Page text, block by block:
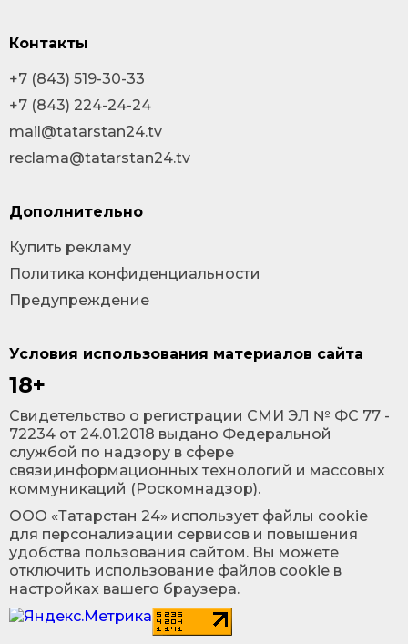
Условия использования материалов сайта
18+
Cвидетельство о регистрации СМИ ЭЛ № ФС 77 -
72234 от 24.01.2018 выдано Федеральной
службой по надзору в сфере
связи,информационных технологий и массовых
коммуникаций (Роскомнадзор).
ООО «Татарстан 24» использует файлы cookie
для персонализации сервисов и повышения
удобства пользования сайтом. Вы можете
отключить использование файлов cookie в
настройках вашего браузера.
Контакты
+7 (843) 519-30-33
+7 (843) 224-24-24
mail@tatarstan24.tv
reclama@tatarstan24.tv
Дополнительно
Купить рекламу
Политика конфиденциальности
Предупреждение